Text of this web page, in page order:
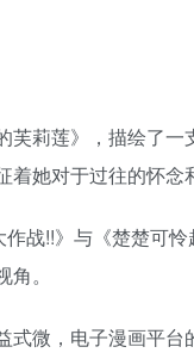
芙莉莲》，描绘了
她对于过往的怀念
战!!》与《楚楚可
。
微，电子漫画平台